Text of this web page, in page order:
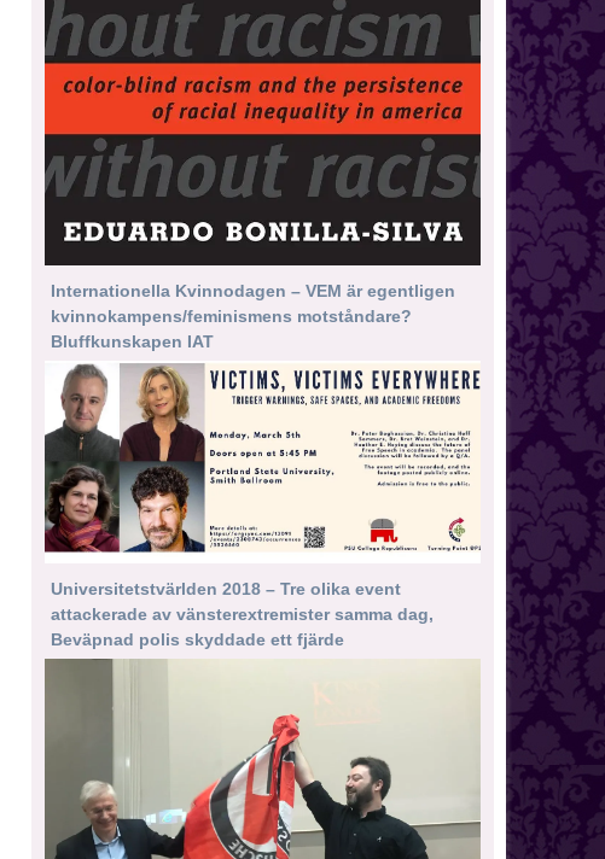
Internationella Kvinnodagen – VEM är egentligen
kvinnokampens/feminismens motståndare?
Bluffkunskapen IAT
Universitetstvärlden 2018 – Tre olika event
attackerade av vänsterextremister samma dag,
Beväpnad polis skyddade ett fjärde